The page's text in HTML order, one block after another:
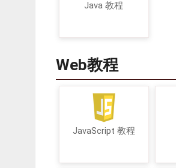
Java 教程
Web教程
JavaScript 教程